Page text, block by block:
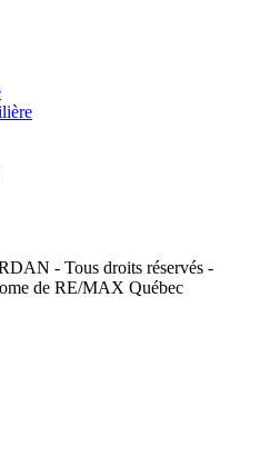
- Tous droits réservés -
de RE/MAX Québec